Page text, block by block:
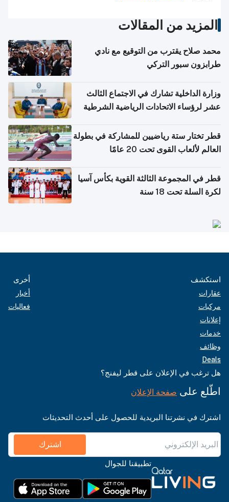
المزيد من المقالات
محمد صلاح يقترب من التوقيع مع نادي
طرابزون سبور التركي
وزارة الداخلية تشارك في الاجتماع الثالث
عشر لرؤساء الاتحادات الرياضية الشرطية
قطر تختار ستة رياضيين للمشاركة في بطولة
العالم لألعاب القوى تحت 20 عامًا
قطر في المجموعة الثالثة القوية بكأس آسيا
لكرة السلة تحت 18 سنة
استكشف
عقارات
مركبات
إعلانات
خدمات
وظائف
Deals
أخرى
أخبار
فعاليات
هل ترغب في الإعلان على قطر ليفنج؟
اطّلع على صفحة الإعلان
اشترك في نشرتنا البريدية للحصول على أحدث التحديثات
اشترك
تطبيقنا للجوال